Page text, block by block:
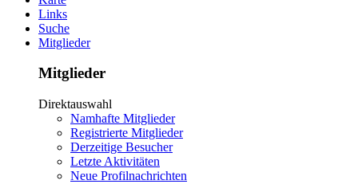
Links
Suche
Mitglieder
Mitglieder
Direktauswahl
Namhafte Mitglieder
Registrierte Mitglieder
Derzeitige Besucher
Letzte Aktivitäten
Neue Profilnachrichten